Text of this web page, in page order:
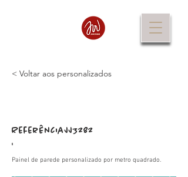
< Voltar aos personalizados
Referência
:
JJ3282
Painel de parede personalizado por metro quadrado.